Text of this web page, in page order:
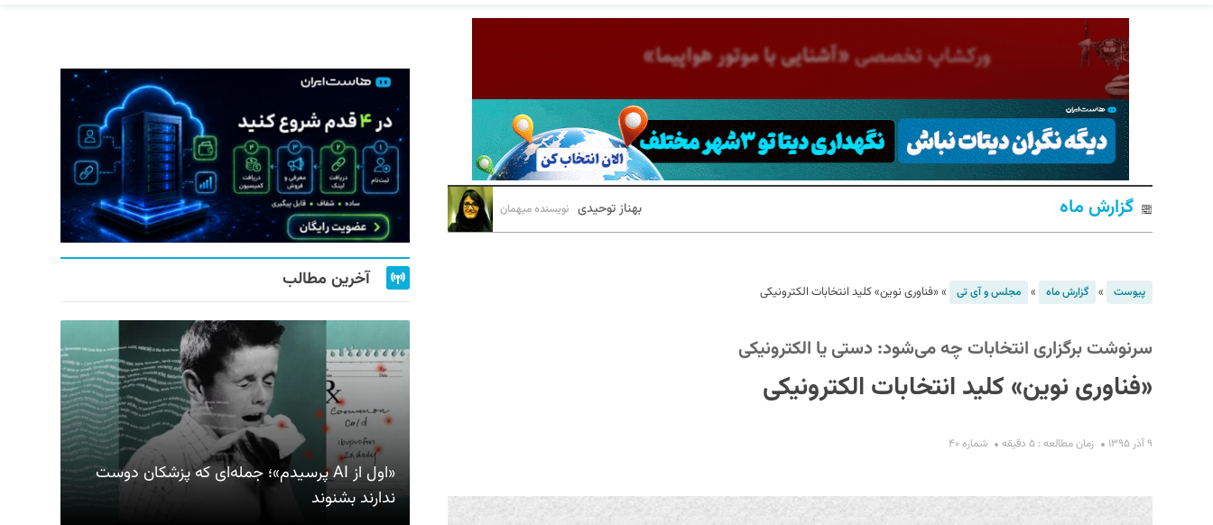
گزارش ماه بهناز توحیدی نویسنده میهمان
پیوست » گزارش ماه » مجلس و آی تی »«فناوری نوین» کلید انتخابات الکترونیکی
سرنوشت برگزاری انتخابات چه می‌شود: دستی یا الکترونیکی
«فناوری نوین» کلید انتخابات الکترونیکی
۹ آذر ۱۳۹۵ زمان مطالعه : ۵ دقیقه شماره ۴۰
آخرین مطالب
«اول از AI پرسیدم»؛ جمله‌ای که پزشکان دوست
ندارند بشنوند